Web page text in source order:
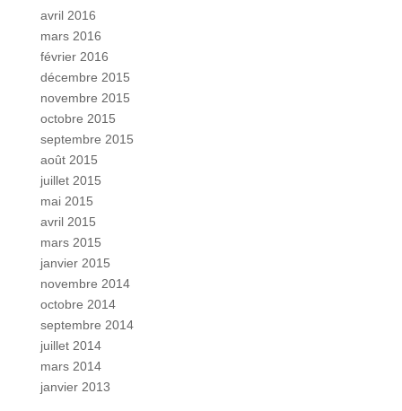
avril 2016
mars 2016
février 2016
décembre 2015
novembre 2015
octobre 2015
septembre 2015
août 2015
juillet 2015
mai 2015
avril 2015
mars 2015
janvier 2015
novembre 2014
octobre 2014
septembre 2014
juillet 2014
mars 2014
janvier 2013